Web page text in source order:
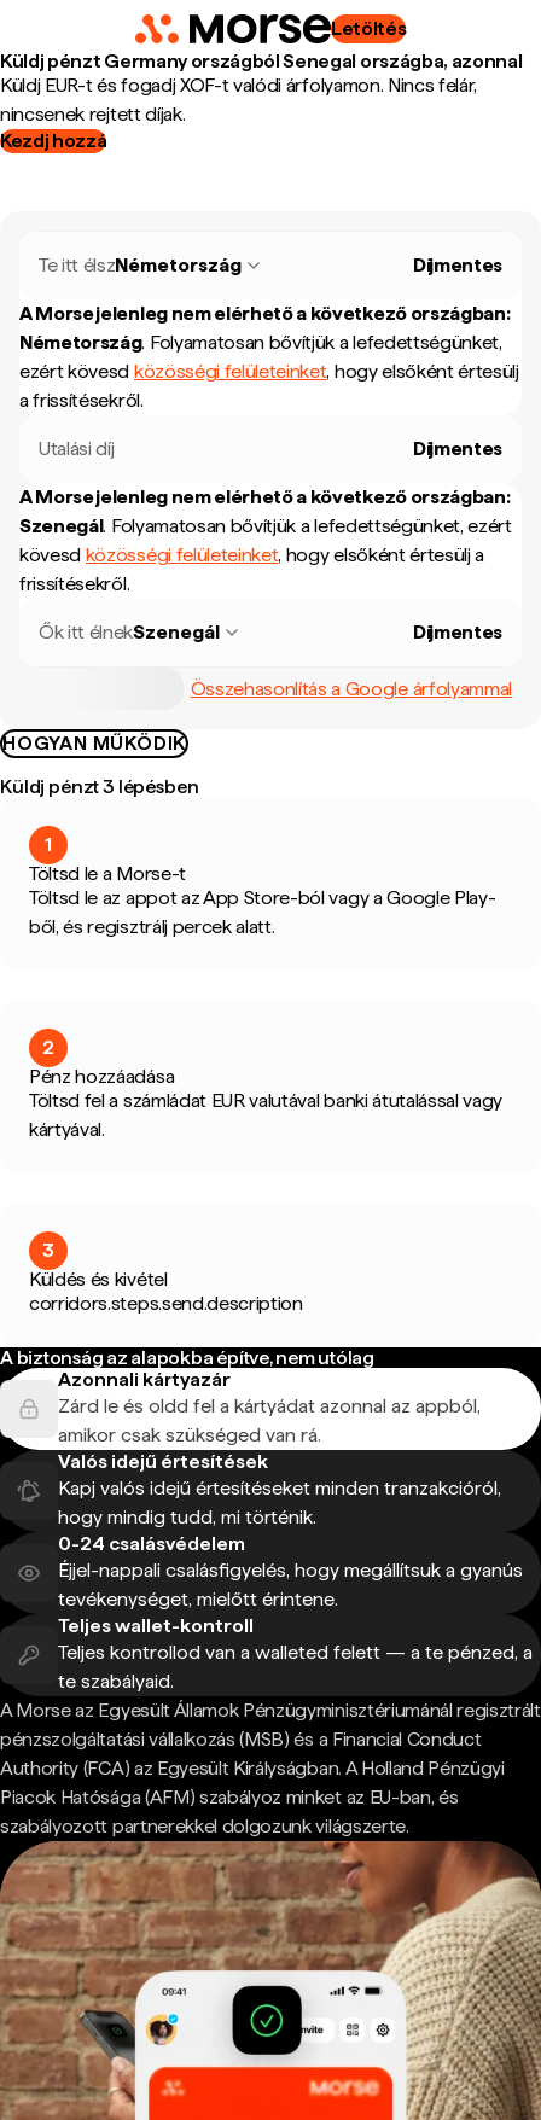
Letöltés
Küldj pénzt Germany országból Senegal országba, azonnal
Küldj EUR-t és fogadj XOF-t valódi árfolyamon. Nincs felár,
nincsenek rejtett díjak.
Kezdj hozzá
Te itt élszNémetország Díjmentes
A Morse jelenleg nem elérhető a következő országban:
Németország. Folyamatosan bővítjük a lefedettségünket,
ezért kövesd közösségi felületeinket, hogy elsőként értesülj
a frissítésekről.
Utalási díj Díjmentes
A Morse jelenleg nem elérhető a következő országban:
Szenegál. Folyamatosan bővítjük a lefedettségünket, ezért
kövesd közösségi felületeinket, hogy elsőként értesülj a
frissítésekről.
Ők itt élnekSzenegál Díjmentes
Összehasonlítás a Google árfolyammal
HOGYAN MŰKÖDIK
Küldj pénzt 3 lépésben
1
Töltsd le a Morse-t
Töltsd le az appot az App Store-ból vagy a Google Play-
ből, és regisztrálj percek alatt.
2
Pénz hozzáadása
Töltsd fel a számládat EUR valutával banki átutalással vagy
kártyával.
3
Küldés és kivétel
corridors.steps.send.description
A biztonság az alapokba építve, nem utólag
Azonnali kártyazár
Zárd le és oldd fel a kártyádat azonnal az appból,
amikor csak szükséged van rá.
Valós idejű értesítések
Kapj valós idejű értesítéseket minden tranzakcióról,
hogy mindig tudd, mi történik.
0-24 csalásvédelem
Éjjel-nappali csalásfigyelés, hogy megállítsuk a gyanús
tevékenységet, mielőtt érintene.
Teljes wallet-kontroll
Teljes kontrollod van a walleted felett — a te pénzed, a
te szabályaid.
A Morse az Egyesült Államok Pénzügyminisztériumánál regisztrált
pénzszolgáltatási vállalkozás (MSB) és a Financial Conduct
Authority (FCA) az Egyesült Királyságban. A Holland Pénzügyi
Piacok Hatósága (AFM) szabályoz minket az EU-ban, és
szabályozott partnerekkel dolgozunk világszerte.